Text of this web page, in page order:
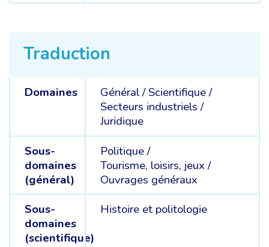
Traduction
Domaines Général /Scientifique /
Secteurs industriels /
Juridique
Sous-
domaines
(général)
Politique /
Tourisme, loisirs, jeux /
Ouvrages généraux
Sous-
domaines
(scientifique)
Histoire et politologie